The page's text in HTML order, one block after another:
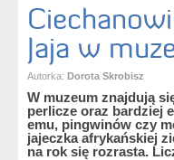
Polska Ciechanowiec.
Jaja w
Autorka: Dorota Skrobisz
W muzeum znajdują
perlicze oraz bardziej
emu, pingwinów czy
jajeczka afrykańskiej
na rok się rozrasta.